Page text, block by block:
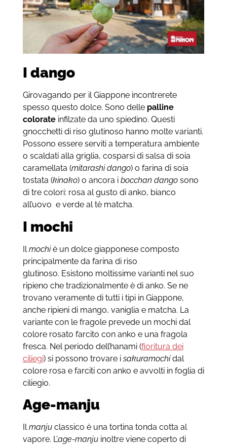
I dango
Girovagando per il Giappone incontrerete
spesso questo dolce. Sono delle palline
colorate infilzate da uno spiedino. Questi
gnocchetti di riso glutinoso hanno molte varianti.
Possono essere serviti a temperatura ambiente
o scaldati alla griglia, cosparsi di salsa di soia
caramellata (mitarashi dango) o farina di soia
tostata (kinako) o ancora i bocchan dangosono
di tre colori: rosa al gusto di anko, bianco
all’uovo e verde al tè matcha.
I mochi
Ilmochiè un dolce giapponese composto
principalmente da farina di riso
glutinoso. Esistono moltissime varianti nel suo
ripieno che tradizionalmente è di anko. Se ne
trovano veramente di tutti i tipi in Giappone,
anche ripieni di mango, vaniglia e matcha. La
variante con le fragole prevede un mochi dal
colore rosato farcito con anko e una fragola
fresca. Nel periodo dell’hanami (fioritura dei
ciliegi) si possono trovare isakuramochidal
colore rosa e farciti con anko e avvolti in foglia di
ciliegio.
Age-manju
Ilmanjuclassico è una tortina tonda cotta al
vapore. L’age-manjuinoltre viene coperto di